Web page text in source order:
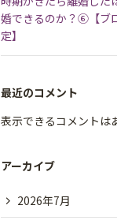
婚できるのか？⑥【ブ
定】
最近のコメント
表示できるコメントは
アーカイブ
2026年7月